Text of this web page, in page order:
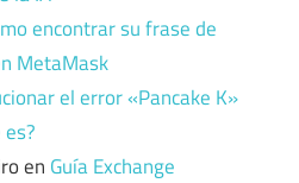
encontrar su frase de
MetaMask
el error «Pancake K»
en Guía Exchange